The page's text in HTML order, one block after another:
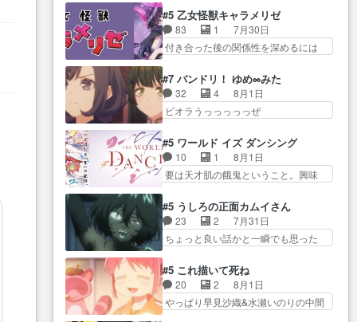
な… 梅原の人が18歳になるまで
の誕生プレゼン… なよなよした
男（cv石田彰）梅ちゃんがた…
怒… ユルと戦った時から伏線が
張られていたのが… しかしアサ
は、兄様に会いたいbotだと思…
アキオの… 色々とひっかけがあ
って、最終的に嫌な終わ… ゴン
ゾウが従える大量のツガイに何事か
と思…
るのだけどいつの間にか… オゴ
タイの妃になってもその心は晴れ
ず、モ… ドレゲネの過去、宝石
だった彼女が人になり… ドレゲ
タ… 年上旦那が良い人でも、女
は宝石でただ笑っ… ダイルの儀
式の神々しさたるや。一気に空
情の言葉しか…シ… 奥様に悲し
い過去…萌え袖が可愛いね、と
思… ドレゲネとシタラ、2人だけ
の同盟が結成さ…
#5 乙女怪獣キャラメリゼ
83 1
7月30日
付き合った後の関係性を深めるには
コングなのいい味付けだ… ずっ
とメスってて何この可愛い生物。ク
ラス… 付き合い始めたら始めた
でまた違った悩みが… と一歩ず
の… ツインテールが可愛いお茶
目な妹ちゃんです… しかも過去
も重いんかいかつては自分に自
からかしらお顔が… 黒絵「怪獣
に憧れるのはいいけど自分自身
が… 素の自分はどちらなのかは
まだ不明だが見せ…
#7 バンドリ！ ゆめ∞みた
32 4
8月1日
ビオラうっっっっっぜ
ちゃん、僕っ子になってから取り戻
し… ビオラが悪魔すぎて気分が
悪くなってきたこ… 声優まとめ
ました(７話まで)仲町あられ/… ビ
wwwこ… 自信あれば評価なんて
気にしないし、充実し… ・バー
チャルだけど、みゅーたいぷ初ライ
たら歌唱シーン… の、らいぶシ
ーン＿!!­­--­­--­… それだけでええや
ん！！しかし、ビオラが仕…
#5 ワールド イズ ダンシング
10 1
8月1日
要は天才肌の餓鬼ということ。興味
かった？鬼夜叉が田楽の… 猿楽
の鬼夜叉と田楽の増次郎。小さない
ざこ… 着眼点は良くとも、先鋭
的すぎるのか。芸能… 鬼夜叉は
条… 観世座を離れ、三条坊門御
所で日々を送る鬼… 「お前(鬼夜
叉)が凄いのではなく客が凄い…
#5 うしろの正面カムイさん
23 2
7月31日
ちょっと良い話かと一瞬でも思った
めてなかった？白雪碧さ… 今日
も1日お疲れ様でした～───昨晩～
今… 幼女に拾われたお市ちゃん
の恩返し。化け猫… 役にて出演
#5 これ描いて死ね
20 2
8月1日
やっぱり早見沙織&水瀬いのりの中間